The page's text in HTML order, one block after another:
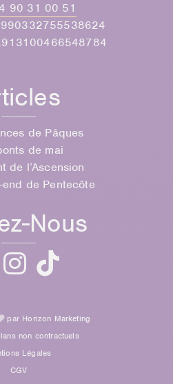
90 31 00 51
de Pâques
de mai
de l’Ascension
end de Pentecôte
Nous
par Horizon Marketing
non contractuels
Légales
CGV